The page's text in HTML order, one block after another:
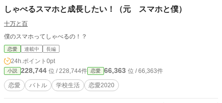
しゃべるスマホと成長したい！（元 スマホと僕）
十万と百
僕のスマホってしゃべるの！？
恋愛 連載中 長編
24h.ポイント 0pt
小説 228,744 位 / 228,744件 恋愛 66,363 位 / 66,363件
恋愛 バトル 学校生活 恋愛2020